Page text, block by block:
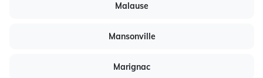
Malause
Mansonville
Marignac